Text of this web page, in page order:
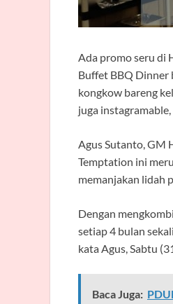
Ada promo seru di
Buffet BBQ Dinner
kongkow bareng
juga instagramable,
Agus Sutanto, GM
Temptation ini
memanjakan lidah
Dengan
setiap 4 bulan
kata Agus, Sabtu
Baca Juga: